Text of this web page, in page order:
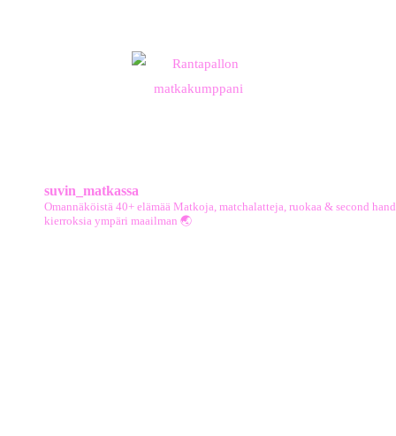
suvin_matkassa
Omannäköistä 40+ elämää Matkoja, matchalatteja, ruokaa & second hand
kierroksia ympäri maailman 🌏